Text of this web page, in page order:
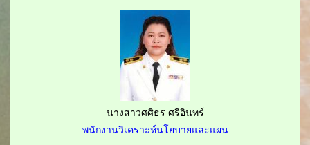
นางสาวศศิธร ศรีอินทร์
พนักงานวิเคราะห์นโยบายและแผน